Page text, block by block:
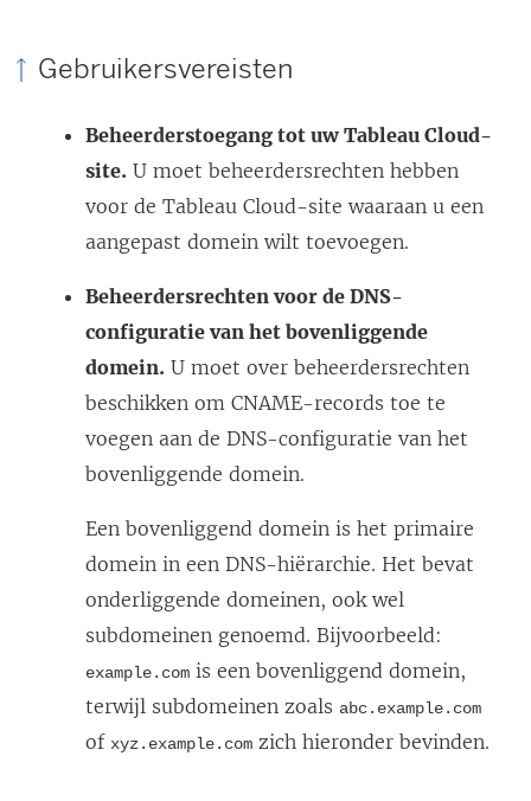
n
s
t
e
d
Gebruikersvereisten
Beheerderstoegang tot uw Tableau Cloud-
site. U moet beheerdersrechten hebben
voor de Tableau Cloud-site waaraan u een
aangepast domein wilt toevoegen.
Beheerdersrechten voor de DNS-
configuratie van het bovenliggende
domein. U moet over beheerdersrechten
beschikken om CNAME-records toe te
voegen aan de DNS-configuratie van het
bovenliggende domein.
Een bovenliggend domein is het primaire
domein in een DNS-hiërarchie. Het bevat
onderliggende domeinen, ook wel
subdomeinen genoemd. Bijvoorbeeld:
example.com is een bovenliggend domein,
terwijl subdomeinen zoals abc.example.com
of xyz.example.com zich hieronder bevinden.